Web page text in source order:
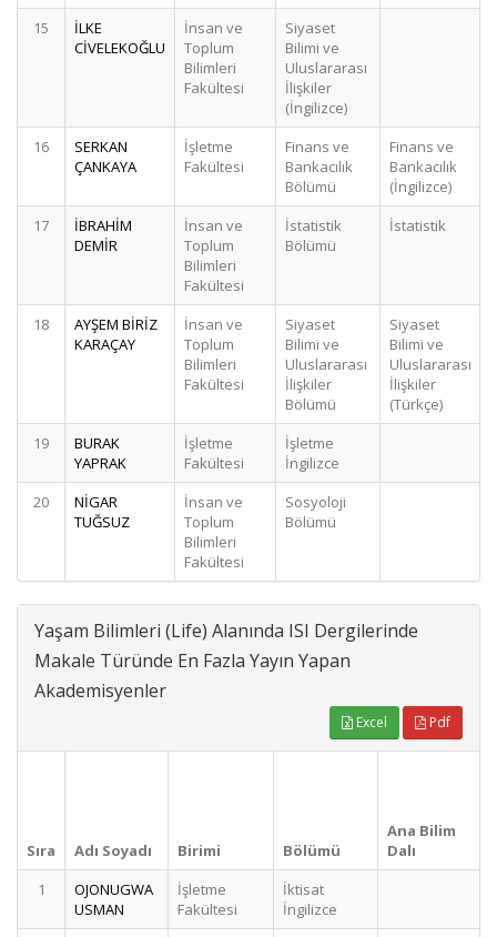
15
İLKE
CİVELEKOĞLU
İnsan ve
Toplum
Bilimleri
Fakültesi
Siyaset
Bilimi ve
Uluslararası
İlişkiler
(İngilizce)
16
SERKAN
ÇANKAYA
İşletme
Fakültesi
Finans ve
Bankacılık
Bölümü
Finans ve
Bankacılık
(İngilizce)
17
İBRAHİM
DEMİR
İnsan ve
Toplum
Bilimleri
Fakültesi
İstatistik
Bölümü
İstatistik
18
AYŞEM BİRİZ
KARAÇAY
İnsan ve
Toplum
Bilimleri
Fakültesi
Siyaset
Bilimi ve
Uluslararası
İlişkiler
Bölümü
Siyaset
Bilimi ve
Uluslararası
İlişkiler
(Türkçe)
19
BURAK
YAPRAK
İşletme
Fakültesi
İşletme
İngilizce
20
NİGAR
TUĞSUZ
İnsan ve
Toplum
Bilimleri
Fakültesi
Sosyoloji
Bölümü
Yaşam Bilimleri (Life) Alanında ISI Dergilerinde
Makale Türünde En Fazla Yayın Yapan
Akademisyenler
Excel Pdf
Sıra Adı Soyadı Birimi Bölümü
Ana Bilim
Dalı
1
OJONUGWA
USMAN
İşletme
Fakültesi
İktisat
İngilizce